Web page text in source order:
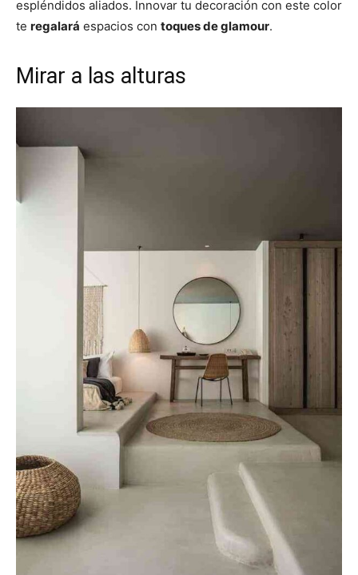
espléndidos aliados. Innovar tu decoración con este color
te regalará espacios con toques de glamour.
Mirar a las alturas